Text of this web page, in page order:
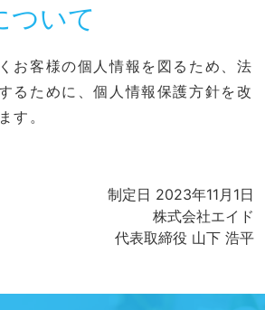
ついて
お客様の個人情報を図るため、法
るために、個人情報保護方針を改
す。
制定日 2023年11月1日
株式会社エイド
代表取締役 山下 浩平